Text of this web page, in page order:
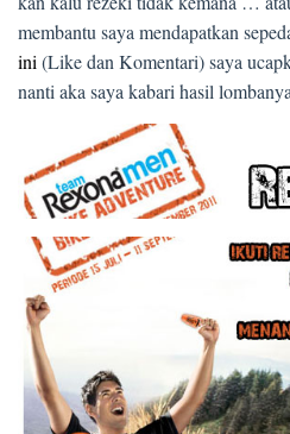
membantu saya mendapatkan
ini (Like dan Komentari) saya
nanti aka saya kabari hasil